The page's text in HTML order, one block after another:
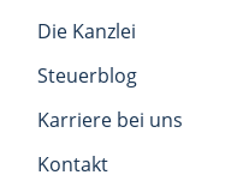
Die Kanzlei
Steuerblog
Karriere bei uns
Kontakt